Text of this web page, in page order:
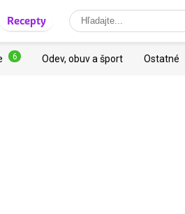
Recepty
6 Odev, obuv a šport Ostatné